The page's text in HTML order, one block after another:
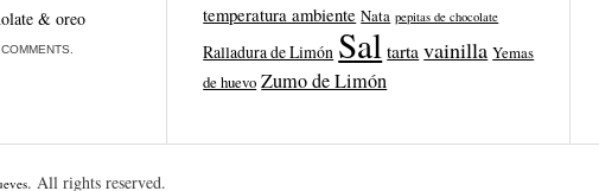
& oreo
temperatura ambiente Nata pepitas de chocolate
Ralladura de Limón Sal tarta vainilla Yemas
de huevo Zumo de Limón
. All rights reserved.